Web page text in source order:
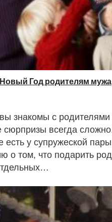
Год родителям мужа
знакомы с
сюрпризы всегда
есть у супружеской
о том, что подарить